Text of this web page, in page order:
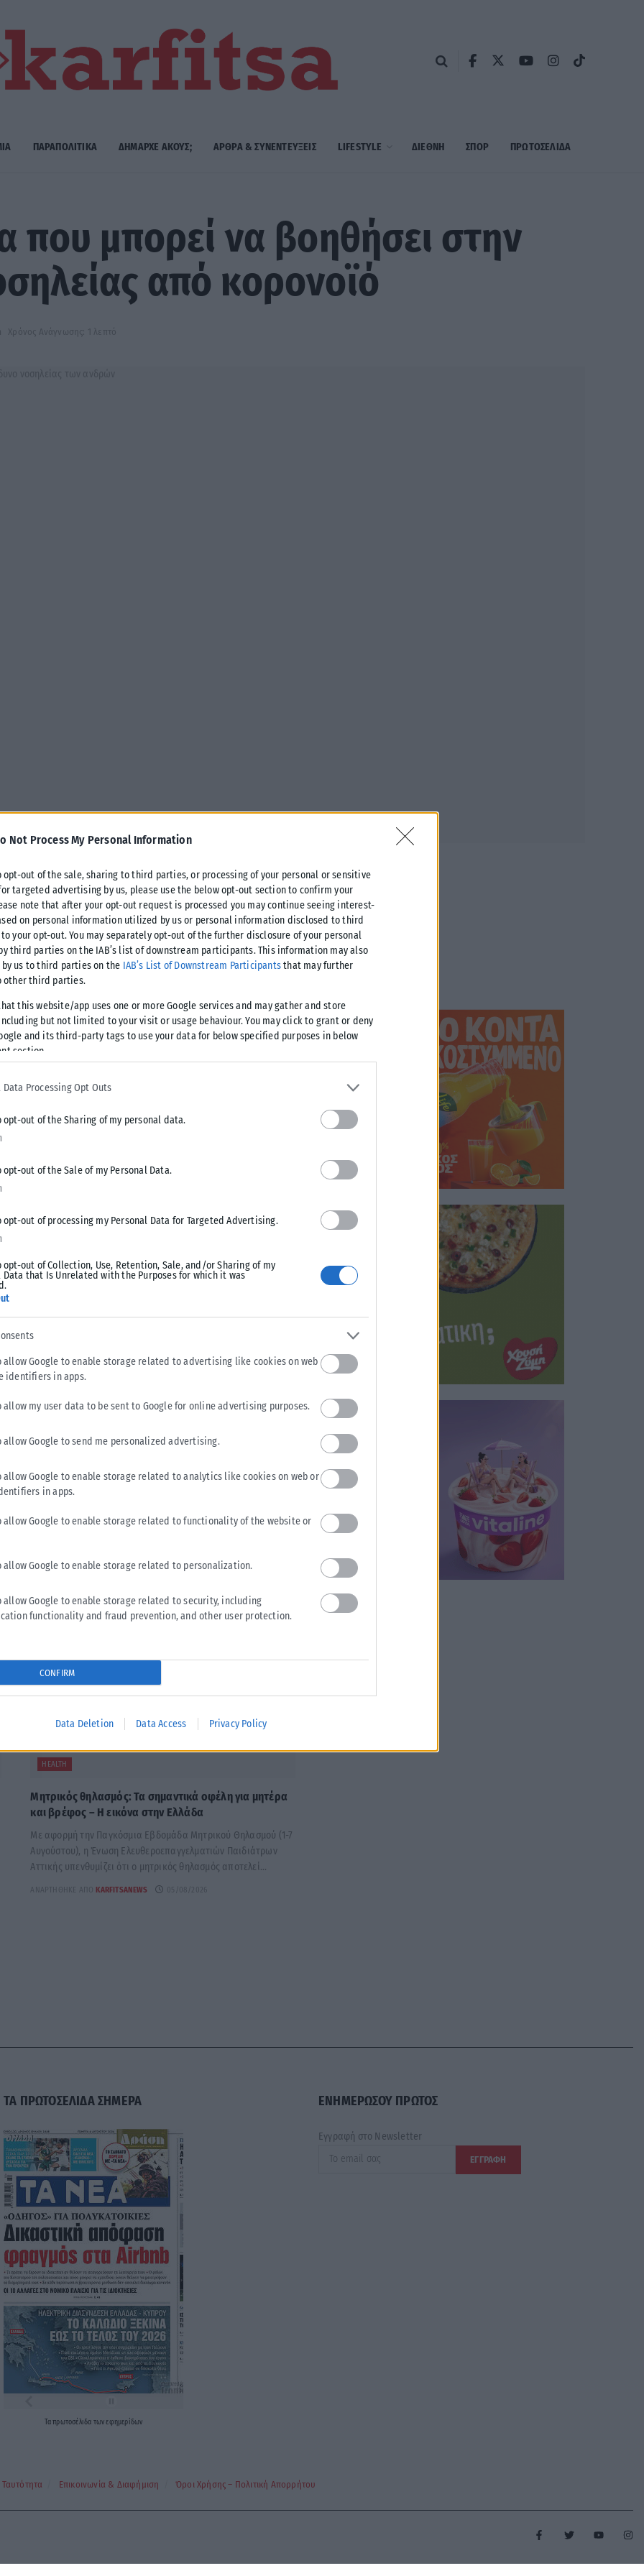
Not Process My Personal Information
opt-out of the sale, sharing to third parties, or processing of your personal or sensitive
targeted advertising by us, please use the below opt-out section to confirm your
note that after your opt-out request is processed you may continue seeing interest-
on personal information utilized by us or personal information disclosed to third
your opt-out. You may separately opt-out of the further disclosure of your personal
third parties on the IAB’s list of downstream participants. This information may also
by us to third parties on the IAB’s List of Downstream Participantsthat may further
other third parties.
this website/app uses one or more Google services and may gather and store
but not limited to your visit or usage behaviour. You may click to grant or deny
and its third-party tags to use your data for below specified purposes in below
section.
Data Processing Opt Outs
opt-out of the Sharing of my personal data.
opt-out of the Sale of my Personal Data.
opt-out of processing my Personal Data for Targeted Advertising.
opt-out of Collection, Use, Retention, Sale, and/or Sharing of my
Data that Is Unrelated with the Purposes for which it was
allow Google to enable storage related to advertising like cookies on web
identifiers in apps.
allow my user data to be sent to Google for online advertising purposes.
allow Google to send me personalized advertising.
allow Google to enable storage related to analytics like cookies on web or
in apps.
allow Google to enable storage related to functionality of the website or
allow Google to enable storage related to personalization.
allow Google to enable storage related to security, including
functionality and fraud prevention, and other user protection.
CONFIRM
Data Deletion Data Access Privacy Policy
ΠΑΡΑΠΟΛΙΤΙΚΑ ΔΗΜΑΡΧE ΑΚΟΥΣ; ΑΡΘΡΑ & ΣΥΝΕΝΤΕΥΞΕΙΣ LIFESTYLE ΔΙΕΘΝΗ ΣΠΟΡ ΠΡΩΤΟΣΈΛΙΔΑ
που μπορεί να βοηθήσει στην
από κορονοϊό
Χρόνος Ανάγνωσης: 1 λεπτό
να σχετίζεται με χαμηλότερα
CoV-2, σύμφωνα με μελέτη που
συνάντηση του
και Ανοσολογίας στην
με θετικό PCR τεστ για λοίμωξη SARS-CoV-2 επιλέχθηκαν
για 14 ημέρες.
αλατιού διαλυμένα σε οκτώ ουγγιές ζεστού νερού
γραμμάρια αλατιού διαλυμένα σε οκτώ ουγγιές ζεστού
φορές την ημέρα για 14 ημέρες.
2, οι οποίοι αποτέλεσαν τον πληθυσμό αναφοράς.
και υψηλής δοσολογίας αλατούχου διαλύματος
18,5% για τη χαμηλή δοσολογία, 21,4% για την
ορό και τις γαργάρες για πιθανή συσχέτιση με
με τη λοίμωξη από κορονοϊό», επισημαίνει ο Τζίμι
φαίνεται να σχετίζονται με χαμηλότερα ποσοστά
να γίνουν περισσότερες μελέτες για την περαιτέρω
HEALTH
Μητρικός θηλασμός: Τα σημαντικά οφέλη για μητέρα
και βρέφος – Η εικόνα στην Ελλάδα
Με αφορμή την Παγκόσμια Εβδομάδα Μητρικού Θηλασμού (1-7
Αυγούστου), η Ένωση Ελευθεροεπαγγελματιών Παιδιάτρων
Αττικής υπενθυμίζει ότι ο μητρικός θηλασμός αποτελεί...
KARFITSANEWS 05/08/2026
ΤΑ ΠΡΩΤΟΣΕΛΙΔΑ ΣΗΜΕΡΑ
Ταπρωτοσέλιδα τωνεφημερίδων
ΕΝΗΜΕΡΩΣΟΥ ΠΡΩΤΟΣ
Εγγραφή στο Newsletter
Ταυτότητα Επικοινωνία & Διαφήμιση Όροι Χρήσης – Πολιτική Απορρήτου